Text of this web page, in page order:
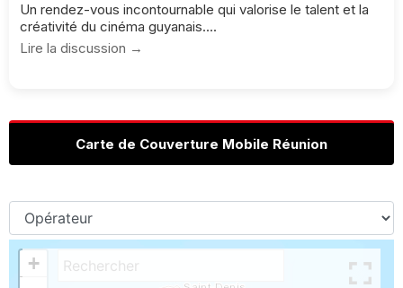
Un rendez-vous incontournable qui valorise le talent et la
créativité du cinéma guyanais....
Lire la discussion →
Carte de Couverture Mobile Réunion